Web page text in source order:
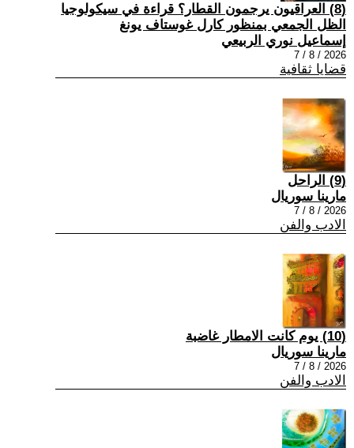
(8) العراقيون يرجمون القطار؟ قراءة في سيكولوجيا
الظل الجمعي بمنظور كارل غوستاف يونغ
إسماعيل نوري الربيعي
2026 / 8 / 7
قضايا ثقافية
(9) الراحل
مارينا سوريال
2026 / 8 / 7
الادب والفن
(10) يوم كانت الامطار غاضبة
مارينا سوريال
2026 / 8 / 7
الادب والفن